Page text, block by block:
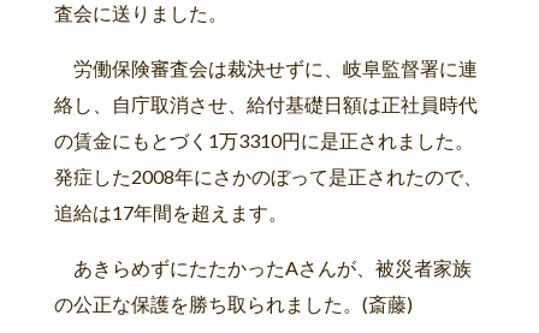
査会に送りました。
労働保険審査会は裁決せずに、岐阜監督署に連
絡し、自庁取消させ、給付基礎日額は正社員時代
の賃金にもとづく1万3310円に是正されました。
発症した2008年にさかのぼって是正されたので、
追給は17年間を超えます。
あきらめずにたたかったAさんが、被災者家族
の公正な保護を勝ち取られました。(斎藤)